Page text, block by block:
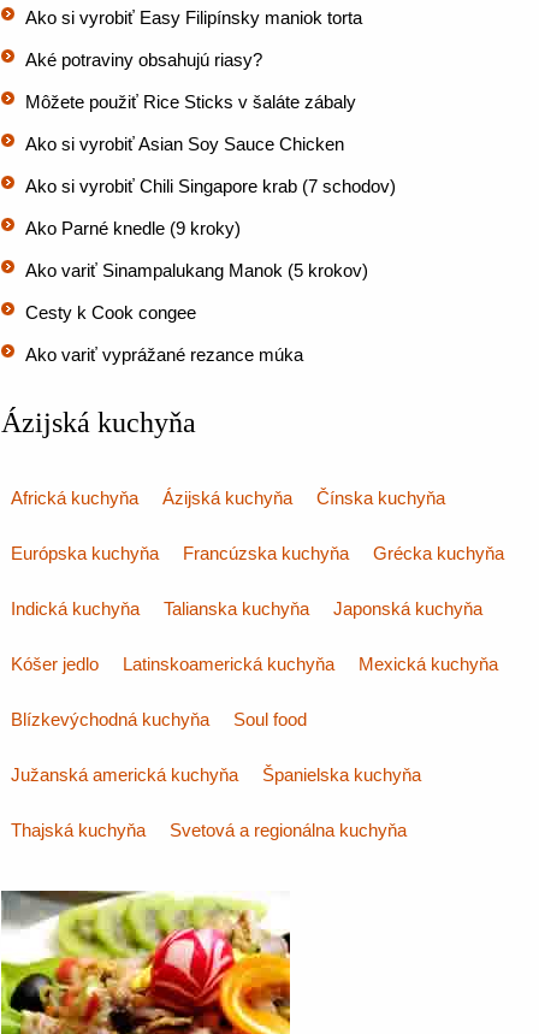
Ako si vyrobiť Easy Filipínsky maniok torta
Aké potraviny obsahujú riasy?
Môžete použiť Rice Sticks v šaláte zábaly
Ako si vyrobiť Asian Soy Sauce Chicken
Ako si vyrobiť Chili Singapore krab (7 schodov)
Ako Parné knedle (9 kroky)
Ako variť Sinampalukang Manok (5 krokov)
Cesty k Cook congee
Ako variť vyprážané rezance múka
Ázijská kuchyňa
Africká kuchyňa Ázijská kuchyňa Čínska kuchyňa
Európska kuchyňa Francúzska kuchyňa Grécka kuchyňa
Indická kuchyňa Talianska kuchyňa Japonská kuchyňa
Kóšer jedlo Latinskoamerická kuchyňa Mexická kuchyňa
Blízkevýchodná kuchyňa Soul food
Južanská americká kuchyňa Španielska kuchyňa
Thajská kuchyňa Svetová a regionálna kuchyňa